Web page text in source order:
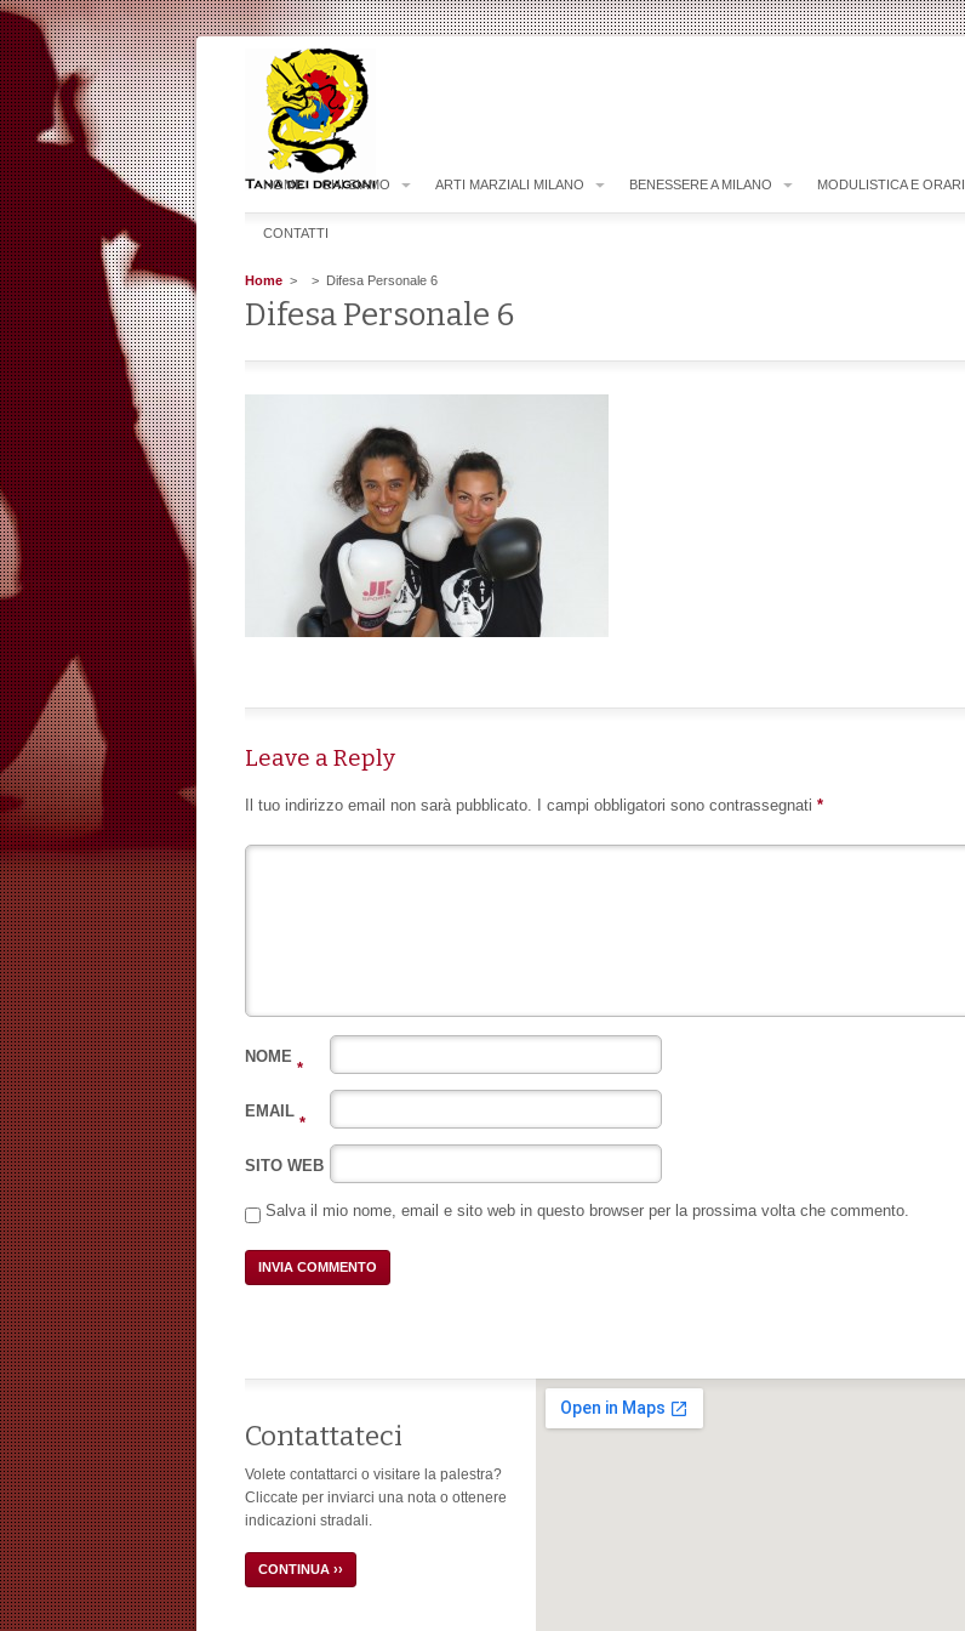
HOME CHI SIAMO ARTI MARZIALI MILANO BENESSERE A MILANO MODULISTICA E ORARI
CONTATTI
Home > > Difesa Personale 6
Difesa Personale 6
Leave a Reply
Il tuo indirizzo email non sarà pubblicato. I campi obbligatori sono contrassegnati *
NOME
*
EMAIL
*
SITO WEB
Salva il mio nome, email e sito web in questo browser per la prossima volta che commento.
Contattateci
Volete contattarci o visitare la palestra?
Cliccate per inviarci una nota o ottenere
indicazioni stradali.
CONTINUA ››